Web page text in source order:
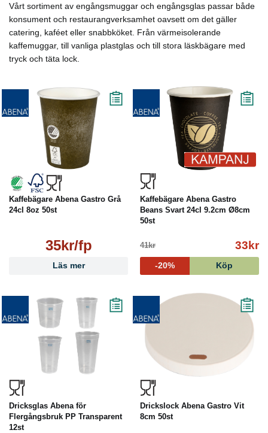
Vårt sortiment av engångsmuggar och engångsglas passar både
konsument och restaurangverksamhet oavsett om det gäller
catering, kaféet eller snabbköket. Från värmeisolerande
kaffemuggar, till vanliga plastglas och till stora läskbägare med
tryck och täta lock.
Kaffebägare Abena Gastro Grå
24cl 8oz 50st
35kr/fp
Läs mer
Kaffebägare Abena Gastro
Beans Svart 24cl 9.2cm Ø8cm
50st
41kr 33kr
-20% Köp
Dricksglas Abena för
Flergångsbruk PP Transparent
12st
Drickslock Abena Gastro Vit
8cm 50st